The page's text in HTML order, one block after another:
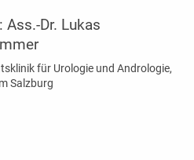
Ass.-Dr. Lukas
für Urologie und Andrologie,
Salzburg